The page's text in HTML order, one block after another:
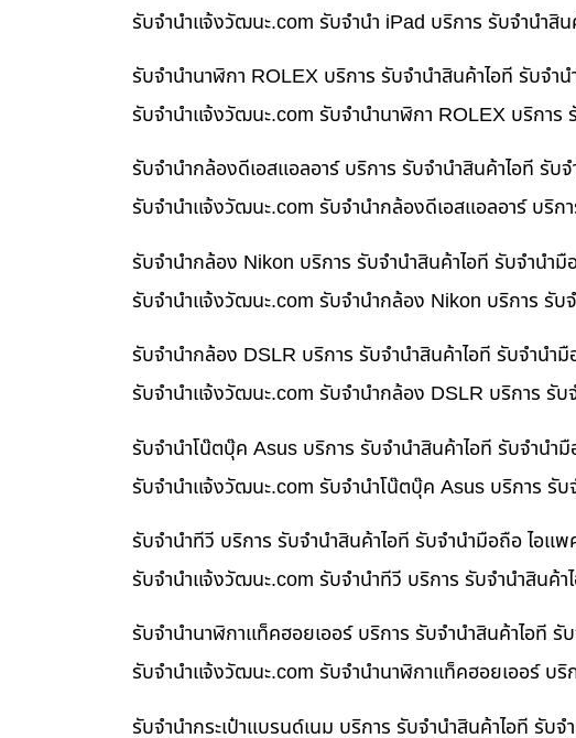
รับจํานําแจ้งวัฒนะ.com รับจำนำ iPad บริการ รับจำนำสิ
รับจำนำนาฬิกา ROLEX บริการ รับจำนำสินค้าไอที รับจ
รับจํานําแจ้งวัฒนะ.com รับจำนำนาฬิกา ROLEX บริการ
รับจำนำกล้องดีเอสแอลอาร์ บริการ รับจำนำสินค้าไอที รั
รับจํานําแจ้งวัฒนะ.com รับจำนำกล้องดีเอสแอลอาร์ บริ
รับจำนำกล้อง Nikon บริการ รับจำนำสินค้าไอที รับจำนำ
รับจํานําแจ้งวัฒนะ.com รับจำนำกล้อง Nikon บริการ รับ
รับจำนำกล้อง DSLR บริการ รับจำนำสินค้าไอที รับจำน
รับจํานําแจ้งวัฒนะ.com รับจำนำกล้อง DSLR บริการ รั
รับจำนำโน๊ตบุ๊ค Asus บริการ รับจำนำสินค้าไอที รับจำน
รับจํานําแจ้งวัฒนะ.com รับจำนำโน๊ตบุ๊ค Asus บริการ รั
รับจำนำทีวี บริการ รับจำนำสินค้าไอที รับจำนำมือถือ ไอแ
รับจํานําแจ้งวัฒนะ.com รับจำนำทีวี บริการ รับจำนำสินค้
รับจำนำนาฬิกาแท็คฮอยเออร์ บริการ รับจำนำสินค้าไอที
รับจํานําแจ้งวัฒนะ.com รับจำนำนาฬิกาแท็คฮอยเออร์ บ
รับจำนำกระเป๋าแบรนด์เนม บริการ รับจำนำสินค้าไอที รั